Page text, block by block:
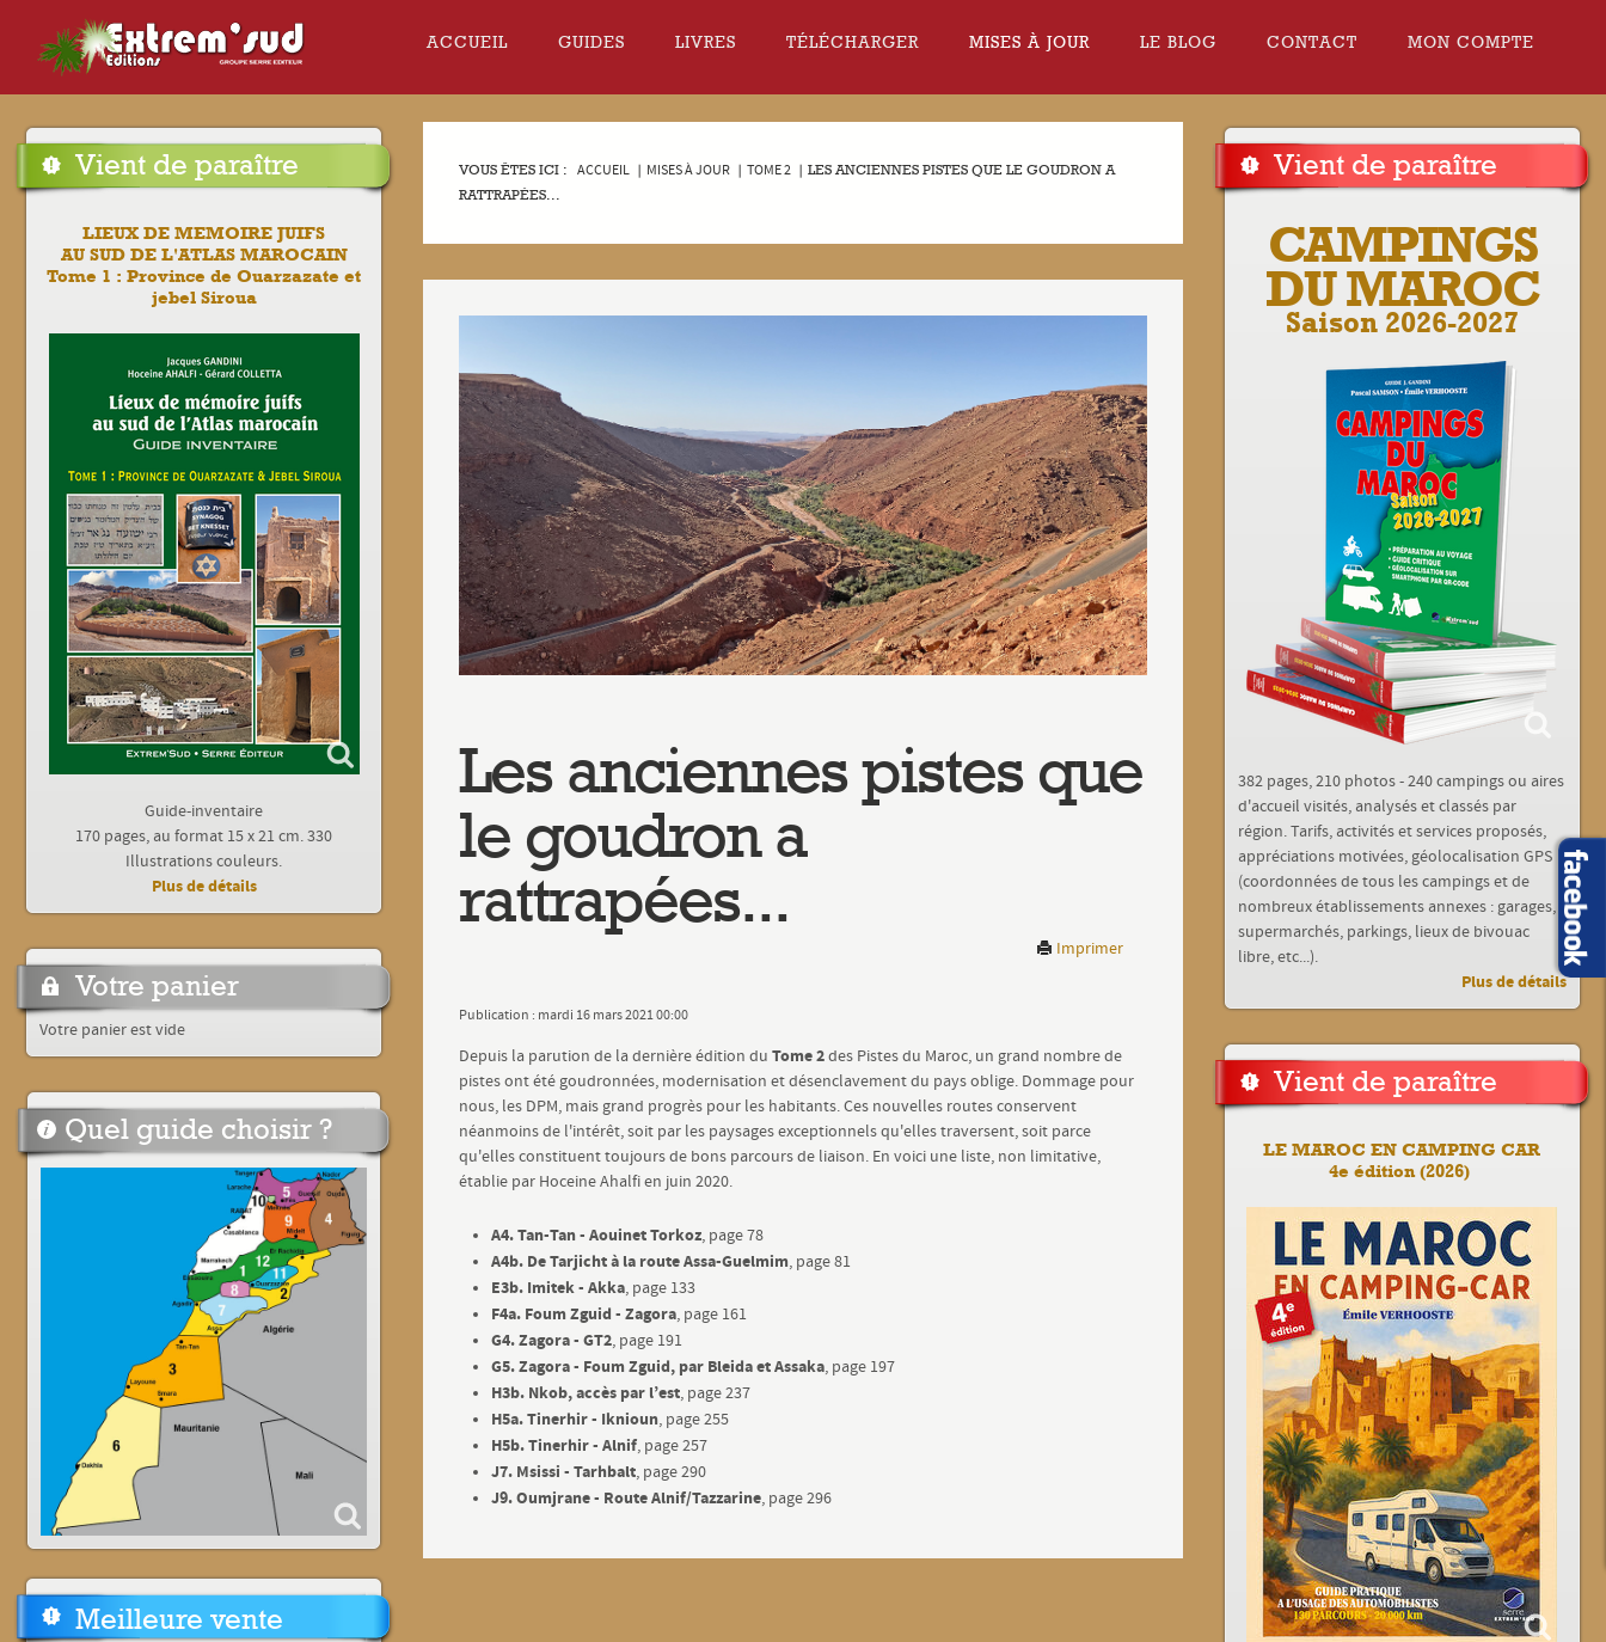
ACCUEIL GUIDES LIVRES TÉLÉCHARGER MISES À JOUR LE BLOG CONTACT MON COMPTE
Vient de paraître
LIEUX DE MEMOIRE JUIFS
AU SUD DE L'ATLAS MAROCAIN
Tome 1 : Province de Ouarzazate et
jebel Siroua
Guide-inventaire
170 pages, au format 15 x 21 cm. 330
Illustrations couleurs.
Plus de détails
Votre panier
Votre panier est vide
Quel guide choisir ?
Meilleure vente
VOUS ÊTES ICI : ACCUEIL | MISES À JOUR |TOME 2 |LES ANCIENNES PISTES QUE LE GOUDRON A
RATTRAPÉES...
Les anciennes pistes que
le goudron a
rattrapées...
Imprimer
Publication : mardi 16 mars 2021 00:00
Depuis la parution de la dernière édition du Tome 2des Pistes du Maroc, un grand nombre de
pistes ont été goudronnées, modernisation et désenclavement du pays oblige. Dommage pour
nous, les DPM, mais grand progrès pour les habitants. Ces nouvelles routes conservent
néanmoins de l'intérêt, soit par les paysages exceptionnels qu'elles traversent, soit parce
qu'elles constituent toujours de bons parcours de liaison. En voici une liste, non limitative,
établie par Hoceine Ahalfi en juin 2020.
A4. Tan-Tan - Aouinet Torkoz, page 78
A4b. De Tarjicht à la route Assa-Guelmim, page 81
E3b. Imitek - Akka, page 133
F4a. Foum Zguid - Zagora, page 161
G4. Zagora - GT2, page 191
G5. Zagora - Foum Zguid, par Bleida et Assaka, page 197
H3b. Nkob, accès par l’est, page 237
H5a. Tinerhir - Iknioun, page 255
H5b. Tinerhir - Alnif, page 257
J7. Msissi - Tarhbalt, page 290
J9. Oumjrane - Route Alnif/Tazzarine, page 296
Vient de paraître
CAMPINGS
DU MAROC
Saison 2026-2027
382 pages, 210 photos - 240 campings ou aires
d'accueil visités, analysés et classés par
région. Tarifs, activités et services proposés,
appréciations motivées, géolocalisation GPS
(coordonnées de tous les campings et de
nombreux établissements annexes : garages,
supermarchés, parkings, lieux de bivouac
libre, etc...).
Plus de détails
Vient de paraître
LE MAROC EN CAMPING CAR
4e édition (2026)